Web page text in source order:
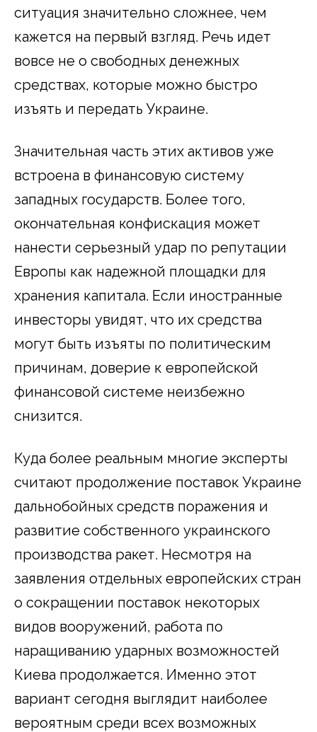
ситуация значительно сложнее, чем
кажется на первый взгляд. Речь идет
вовсе не о свободных денежных
средствах, которые можно быстро
изъять и передать Украине.
Значительная часть этих активов уже
встроена в финансовую систему
западных государств. Более того,
окончательная конфискация может
нанести серьезный удар по репутации
Европы как надежной площадки для
хранения капитала. Если иностранные
инвесторы увидят, что их средства
могут быть изъяты по политическим
причинам, доверие к европейской
финансовой системе неизбежно
снизится.
Куда более реальным многие эксперты
считают продолжение поставок Украине
дальнобойных средств поражения и
развитие собственного украинского
производства ракет. Несмотря на
заявления отдельных европейских стран
о сокращении поставок некоторых
видов вооружений, работа по
наращиванию ударных возможностей
Киева продолжается. Именно этот
вариант сегодня выглядит наиболее
вероятным среди всех возможных